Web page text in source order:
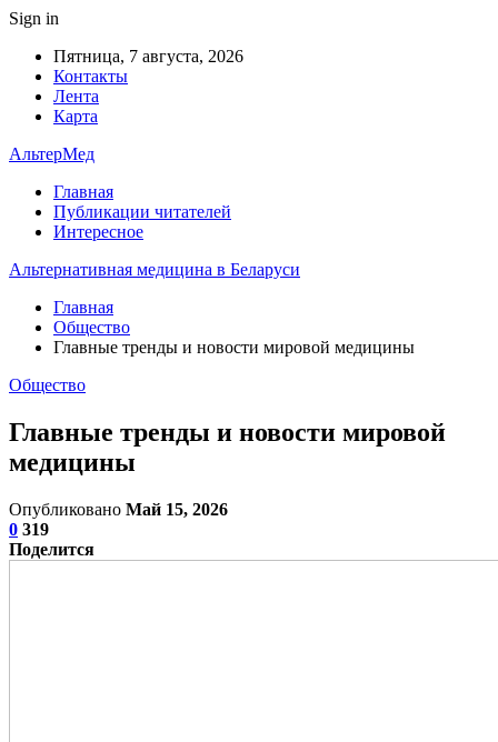
Sign in
Пятница, 7 августа, 2026
Контакты
Лента
Карта
АльтерМед
Главная
Публикации читателей
Интересное
Альтернативная медицина в Беларуси
Главная
Общество
Главные тренды и новости мировой медицины
Общество
Главные тренды и новости мировой
медицины
Опубликовано Май 15, 2026
0 319
Поделится